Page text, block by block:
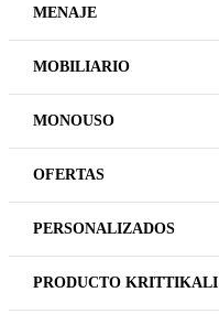
MENAJE
MOBILIARIO
MONOUSO
OFERTAS
PERSONALIZADOS
PRODUCTO KRITTIKALI